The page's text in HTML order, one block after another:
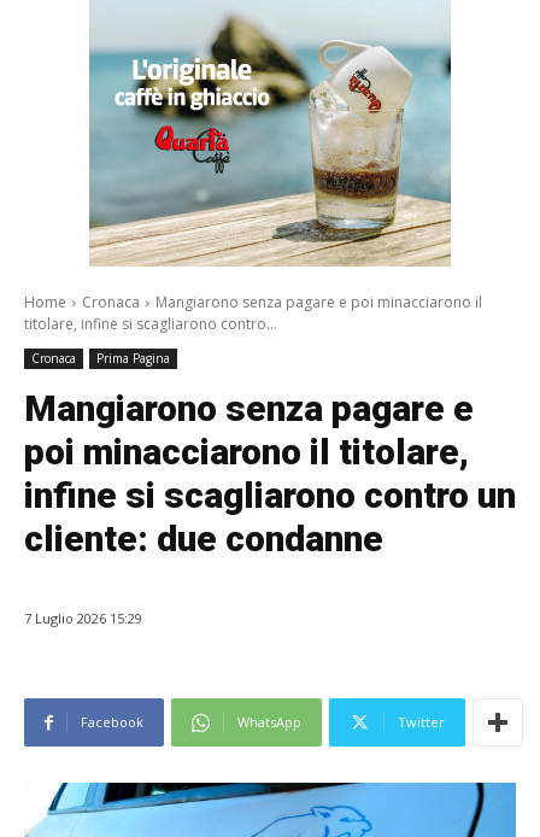
Home Cronaca
Mangiarono senza pagare e poi minacciarono il
titolare, infine si scagliarono contro...
Cronaca Prima Pagina
Mangiarono senza pagare e
poi minacciarono il titolare,
infine si scagliarono contro un
cliente: due condanne
7 Luglio 2026 15:29
Facebook WhatsApp Twitter